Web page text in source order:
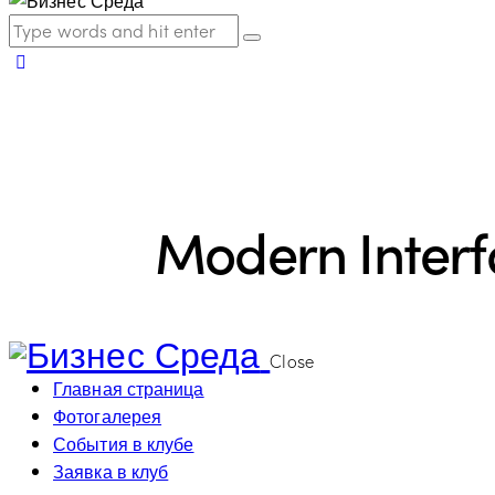
Modern
Close
Главная страница
Фотогалерея
События в клубе
Заявка в клуб